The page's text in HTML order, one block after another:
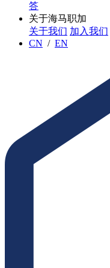
答
关于海马职加
关于我们 加入我们
CN / EN